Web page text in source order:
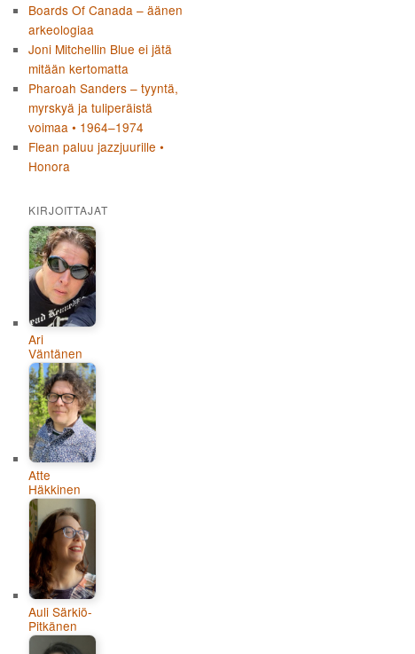
Boards Of Canada – äänen
arkeologiaa
Joni Mitchellin Blue ei jätä
mitään kertomatta
Pharoah Sanders – tyyntä,
myrskyä ja tuliperäistä
voimaa • 1964–1974
Flean paluu jazzjuurille •
Honora
KIRJOITTAJAT
Ari
Väntänen
Atte
Häkkinen
Auli Särkiö-
Pitkänen